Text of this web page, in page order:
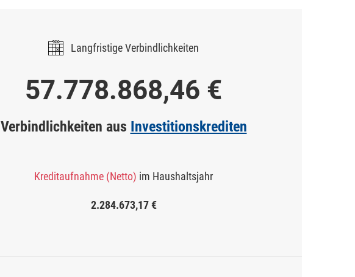
Langfristige Verbindlichkeiten
57.778.868,46 €
Verbindlichkeiten aus Investitionskrediten
Kreditaufnahme (Netto) im Haushaltsjahr
2.284.673,17 €